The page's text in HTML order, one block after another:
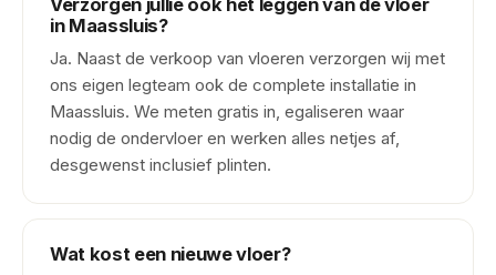
Verzorgen jullie ook het leggen van de vloer
in Maassluis?
Ja. Naast de verkoop van vloeren verzorgen wij met
ons eigen legteam ook de complete installatie in
Maassluis. We meten gratis in, egaliseren waar
nodig de ondervloer en werken alles netjes af,
desgewenst inclusief plinten.
Wat kost een nieuwe vloer?